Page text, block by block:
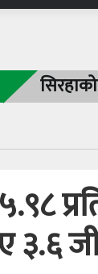
३.६